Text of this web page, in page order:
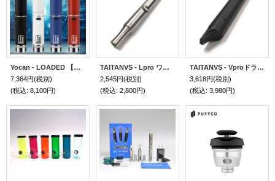
Yocan - LOADED 【ワックス用ベポライザー】
7,364円(税別)
(税込: 8,100円)
TAITANVS - Lpro ワックス・ベポライザー
2,545円(税別)
(税込: 2,800円)
TAITANVS - Vproドライハーブ・ベポライザー
3,618円(税別)
(税込: 3,980円)